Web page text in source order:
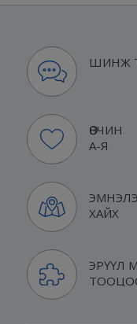
ШИНЖ
ӨВЧИН
А-Я
ХАЙХ
ЭРҮҮЛ